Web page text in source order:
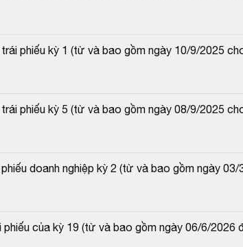
phiếu kỳ 1 (từ và bao gồm ngày 10/9/2025
phiếu kỳ 5 (từ và bao gồm ngày 08/9/2025
doanh nghiệp kỳ 2 (từ và bao gồm ngày
của kỳ 19 (từ và bao gồm ngày 06/6/2026